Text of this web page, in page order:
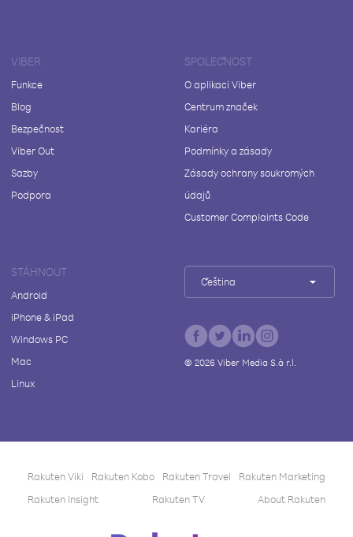
VIBER
Funkce
Blog
Bezpečnost
Viber Out
Sazby
Podpora
SPOLEČNOST
O aplikaci Viber
Centrum značek
Kariéra
Podmínky a zásady
Zásady ochrany soukromých
údajů
Customer Complaints Code
STÁHNOUT
Android
iPhone & iPad
Windows PC
Mac
Linux
Čeština
© 2026Viber Media S.à r.l.
Rakuten Viki Rakuten Kobo Rakuten Travel
Rakuten Marketing
Rakuten Insight
Rakuten TV About Rakuten